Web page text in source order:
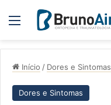
Menu
Início / Dores e Sintomas
Dores e Sintomas